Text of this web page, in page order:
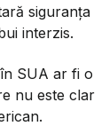
siguranța
interzis.
SUA ar fi o
nu este clar